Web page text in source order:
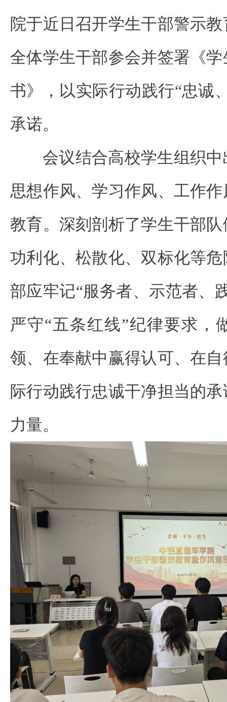
院于近日召开学生干部警示
全体学生干部参会并签署《
书》，以实际行动践行“忠诚
承诺。
会议结合高校学生组织
思想作风、学习作风、工作
教育。深刻剖析了学生干部
功利化、松散化、双标化等
部应牢记“服务者、示范者、
严守“五条红线”纪律要求，
领、在奉献中赢得认可、在
际行动践行忠诚干净担当的
力量。